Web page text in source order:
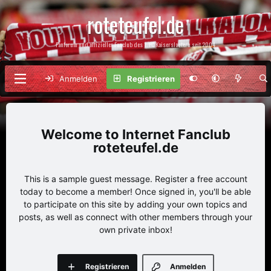
roteteufel.de
Fanforum und offizieller Fanclub des 1. FC Kaiserslautern seit 2004
Anmelden Registrieren
Internet Fanclub
roteteufel.de
This is a sample guest message. Register a free account
today to become a member! Once signed in, you'll be able
to participate on this site by adding your own topics and
posts, as well as connect with other members through your
own private inbox!
Anmelden
Registrieren